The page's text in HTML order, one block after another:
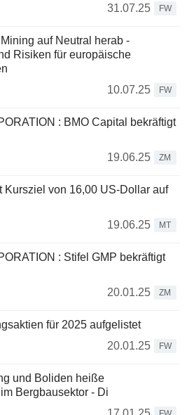
31.07.25
FW
auf Neutral herab -
Risiken für europäische
10.07.25
FW
: BMO Capital bekräftigt
19.06.25
ZM
Kursziel von 16,00 US-Dollar auf
19.06.25
MT
: Stifel GMP bekräftigt
20.01.25
ZM
für 2025 aufgelistet
20.01.25
FW
und Boliden heiße
Bergbausektor - Di